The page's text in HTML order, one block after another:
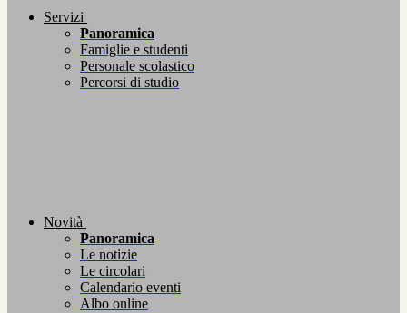
Servizi
Panoramica
Famiglie e studenti
Personale scolastico
Percorsi di studio
Novità
Panoramica
Le notizie
Le circolari
Calendario eventi
Albo online